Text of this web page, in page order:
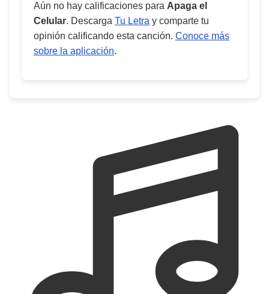
Aún no hay calificaciones para Apaga el
Celular. Descarga Tu Letra y comparte tu
opinión calificando esta canción. Conoce más
sobre la aplicación.